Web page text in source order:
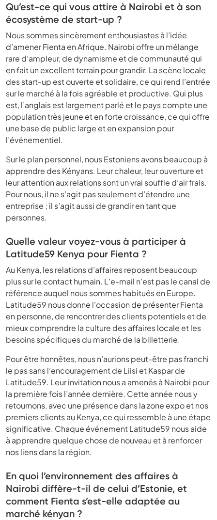
Qu’est-ce qui vous attire à Nairobi et à son
écosystème de start-up ?
Nous sommes sincèrement enthousiastes à l’idée
d’amener Fienta en Afrique. Nairobi offre un mélange
rare d’ampleur, de dynamisme et de communauté qui
en fait un excellent terrain pour grandir. La scène locale
des start-up est ouverte et solidaire, ce qui rend l’entrée
sur le marché à la fois agréable et productive. Qui plus
est, l’anglais est largement parlé et le pays compte une
population très jeune et en forte croissance, ce qui offre
une base de public large et en expansion pour
l’événementiel.
Sur le plan personnel, nous Estoniens avons beaucoup à
apprendre des Kényans. Leur chaleur, leur ouverture et
leur attention aux relations sont un vrai souffle d’air frais.
Pour nous, il ne s’agit pas seulement d’étendre une
entreprise ; il s’agit aussi de grandir en tant que
personnes.
Quelle valeur voyez-vous à participer à
Latitude59 Kenya pour Fienta ?
Au Kenya, les relations d’affaires reposent beaucoup
plus sur le contact humain. L’e-mail n’est pas le canal de
référence auquel nous sommes habitués en Europe.
Latitude59 nous donne l’occasion de présenter Fienta
en personne, de rencontrer des clients potentiels et de
mieux comprendre la culture des affaires locale et les
besoins spécifiques du marché de la billetterie.
Pour être honnêtes, nous n’aurions peut-être pas franchi
le pas sans l’encouragement de Liisi et Kaspar de
Latitude59. Leur invitation nous a amenés à Nairobi pour
la première fois l’année dernière. Cette année nous y
retournons, avec une présence dans la zone expo et nos
premiers clients au Kenya, ce qui ressemble à une étape
significative. Chaque événement Latitude59 nous aide
à apprendre quelque chose de nouveau et à renforcer
nos liens dans la région.
En quoi l’environnement des affaires à
Nairobi diffère-t-il de celui d’Estonie, et
comment Fienta s’est-elle adaptée au
marché kényan ?